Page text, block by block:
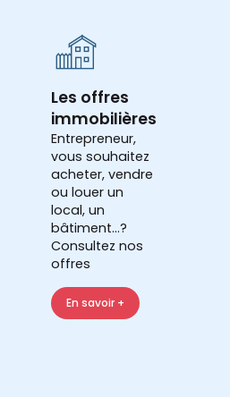
Les offres
immobilières
Entrepreneur,
vous souhaitez
acheter, vendre
ou louer un
local, un
bâtiment...?
Consultez nos
offres
En savoir +